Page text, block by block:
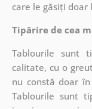
care le găsiți doar
Tipărire de cea
Tablourile sunt
calitate, cu o
nu constă doar
Tablourile sunt